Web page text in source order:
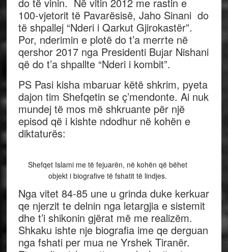
100-vjetorit të Pavarësisë, Jaho Sinani do
të shpallej “Nderi i Qarkut Gjirokastër”.
Por, nderimin e plotë do t’a merrte në
qershor 2017 nga Presidenti Bujar Nishani
që do t’a shpallte “Nderi i kombit”.
PS Pasi kisha mbaruar këtë shkrim, pyeta
dajon tim Shefqetin se ç’mendonte. Ai nuk
mundej të mos më shkruante për një
episod që i kishte ndodhur në kohën e
diktaturës:
Shefqet Islami me të fejuarën, në kohën që bëhet
objekt i biografive të fshatit të lindjes.
Nga vitet 84-85 une u grinda duke kerkuar
qe njerzit te delnin nga letargjia e sistemit
dhe t’i shikonin gjërat më me realizëm.
Shkaku ishte nje biografia ime qe derguan
nga fshati per mua ne Yrshek Tiranër.